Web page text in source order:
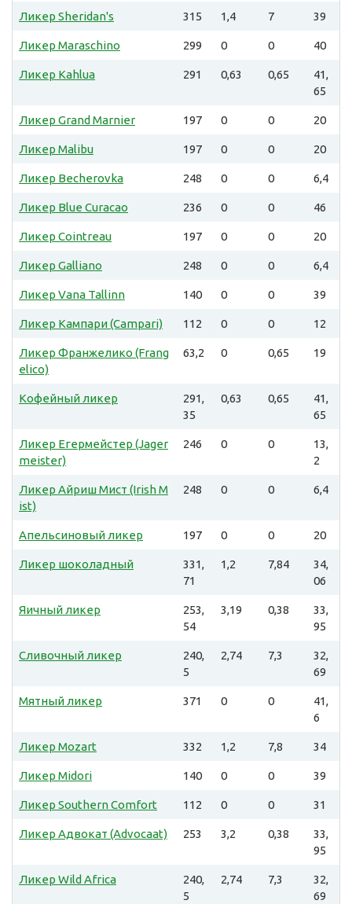
Ликер Sheridan's 315 1,4 7 39
Ликер Maraschino 299 0 0 40
Ликер Kahlua 291 0,63 0,65
41,
65
Ликер Grand Marnier 197 0 0 20
Ликер Malibu 197 0 0 20
Ликер Becherovka 248 0 0 6,4
Ликер Blue Curacao 236 0 0 46
Ликер Cointreau 197 0 0 20
Ликер Galliano 248 0 0 6,4
Ликер Vana Tallinn 140 0 0 39
Ликер Кампари (Campari) 112 0 0 12
Ликер Франжелико (Frang
elico)
63,2 0 0,65 19
Кофейный ликер
291,
35
0,63 0,65
41,
65
Ликер Егермейстер (Jager
meister)
246 0 0
13,
2
Ликер Айриш Мист (Irish M
ist)
248 0 0 6,4
Апельсиновый ликер 197 0 0 20
Ликер шоколадный
331,
71
1,2 7,84
34,
06
Яичный ликер
253,
54
3,19 0,38
33,
95
Сливочный ликер
240,
5
2,74 7,3
32,
69
Мятный ликер 371 0 0
41,
6
Ликер Mozart 332 1,2 7,8 34
Ликер Midori 140 0 0 39
Ликер Southern Comfort 112 0 0 31
Ликер Адвокат (Advocaat) 253 3,2 0,38
33,
95
Ликер Wild Africa
240,
5
2,74 7,3
32,
69